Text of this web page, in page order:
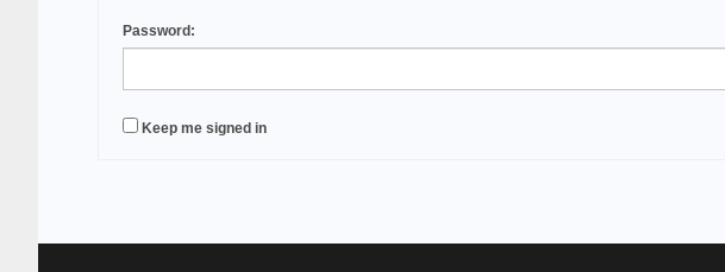
Password:
Keep me signed in